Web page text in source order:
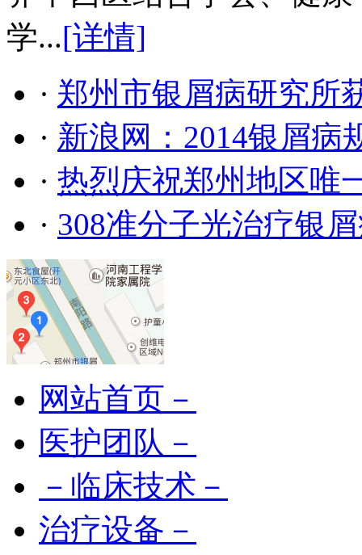
学...[详情]
· 郑州市银屑病研究所
· 新浪网：2014银屑病
· 热烈庆祝郑州地区唯
· 308准分子光治疗银
网站首页－
医护团队－
－临床技术－
治疗设备－